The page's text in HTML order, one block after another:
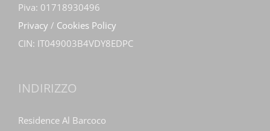
Piva: 01718930496
Privacy / Cookies Policy
CIN: IT049003B4VDY8EDPC
INDIRIZZO
Residence Al Barcoco